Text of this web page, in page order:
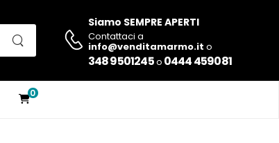
Siamo SEMPRE APERTI
Contattaci a
info@venditamarmo.it o
348 9501245o 0444 459081
0